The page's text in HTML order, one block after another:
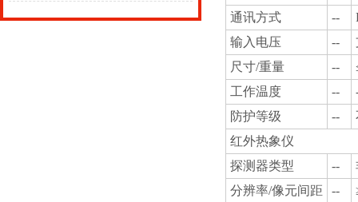
通讯方式
--
输入电压
--
尺寸/重量
--
工作温度
--
防护等级
--
红外热象仪
探测器类型
--
分辨率/像元间距
--